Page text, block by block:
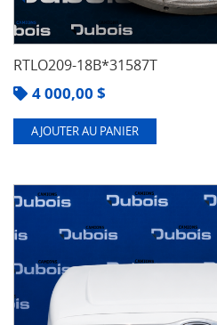
RTLO209-18B*31587T
4 000,00 $
AJOUTER AU PANIER